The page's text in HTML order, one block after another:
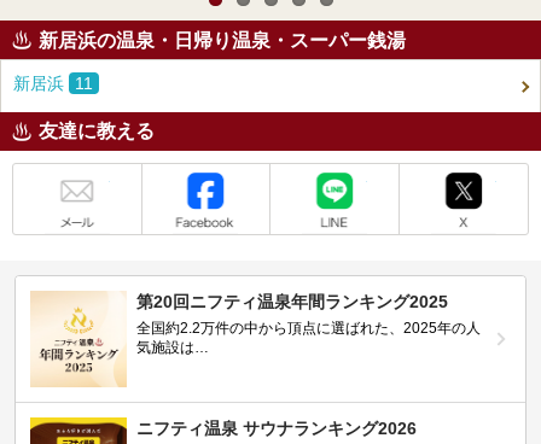
新居浜の温泉・日帰り温泉・スーパー銭湯
新居浜 11
友達に教える
第20回ニフティ温泉年間ランキング2025
全国約2.2万件の中から頂点に選ばれた、2025年の人
気施設は…
ニフティ温泉 サウナランキング2026